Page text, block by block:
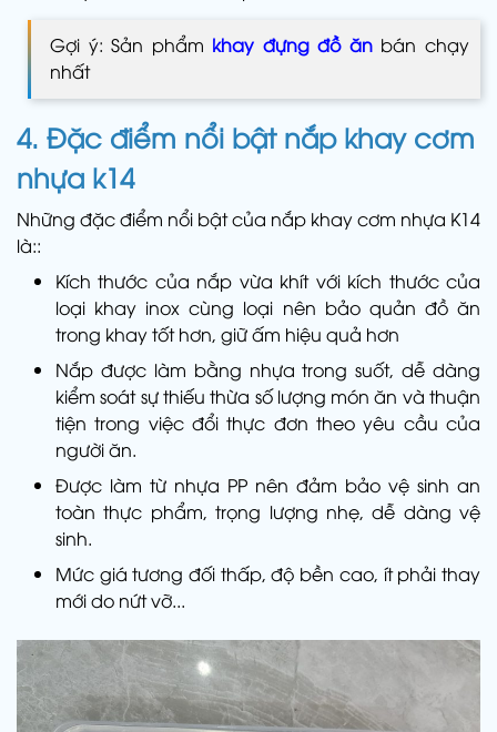
Gợi ý: Sản phẩm khay đựng đồ ănbán chạy
nhất
4. Đặc điểm nổi bật nắp khay cơm
nhựa k14
Những đặc điểm nổi bật của nắp khay cơm nhựa K14
là::
Kích thước của nắp vừa khít với kích thước của
loại khay inox cùng loại nên bảo quản đồ ăn
trong khay tốt hơn, giữ ấm hiệu quả hơn
Nắp được làm bằng nhựa trong suốt, dễ dàng
kiểm soát sự thiếu thừa số lượng món ăn và thuận
tiện trong việc đổi thực đơn theo yêu cầu của
người ăn.
Được làm từ nhựa PP nên đảm bảo vệ sinh an
toàn thực phẩm, trọng lượng nhẹ, dễ dàng vệ
sinh.
Mức giá tương đối thấp, độ bền cao, ít phải thay
mới do nứt vỡ...